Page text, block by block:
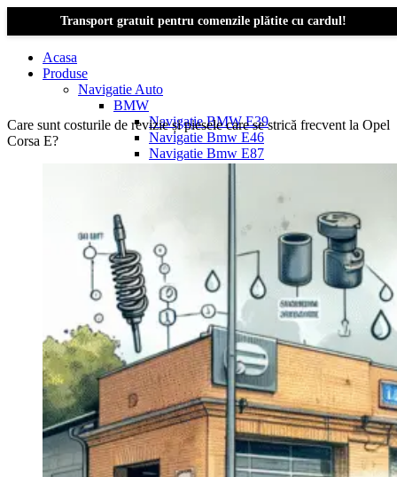
Transport gratuit pentru comenzile plătite cu cardul!
Acasa
Produse
Navigatie Auto
BMW
Navigație BMW E39
Navigatie Bmw E46
Navigatie Bmw E87
Navigatie Bmw Seria 1 E87
Navigatie Bmw X1
Navigatie Bmw X1 E84
Navigatie BMW X3
Navigatie BMW X3 E83
Navigatie BMW X3 f25
Dacia Logan
Navigație Dacia Logan 1 (2004–2012)
Navigație Dacia Logan 2 (2012–2020)
Navigație Dacia Logan 3 (2020–Prezent)
Dacia Duster
Navigatie Duster 2011
Navigatie Duster 2019
Audi
Navigatie Audi A3 8p
Navigatie Audi A4
Care sunt costurile de revizie și piesele care se strică frecvent la Opel
Corsa E?